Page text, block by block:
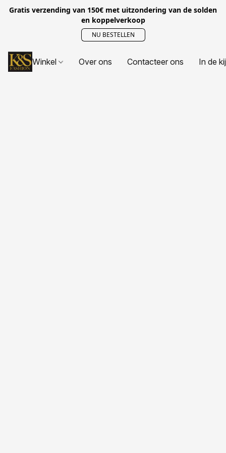
Gratis verzending van 150€ met uitzondering van de solden
en koppelverkoop
NU BESTELLEN
Winkel Over ons Contacteer ons In de